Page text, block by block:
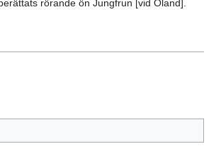
rörande ön Jungfrun [vid Öland].